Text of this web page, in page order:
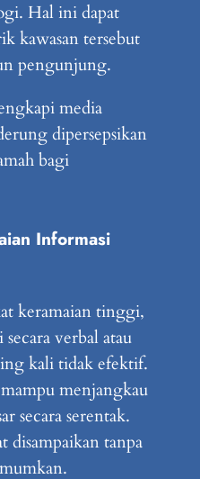
Hal ini dapat
kawasan tersebut
pengunjung.
media
dipersepsikan
bagi
Informasi
keramaian tinggi,
verbal atau
kali tidak efektif.
menjangkau
secara serentak.
disampaikan tanpa